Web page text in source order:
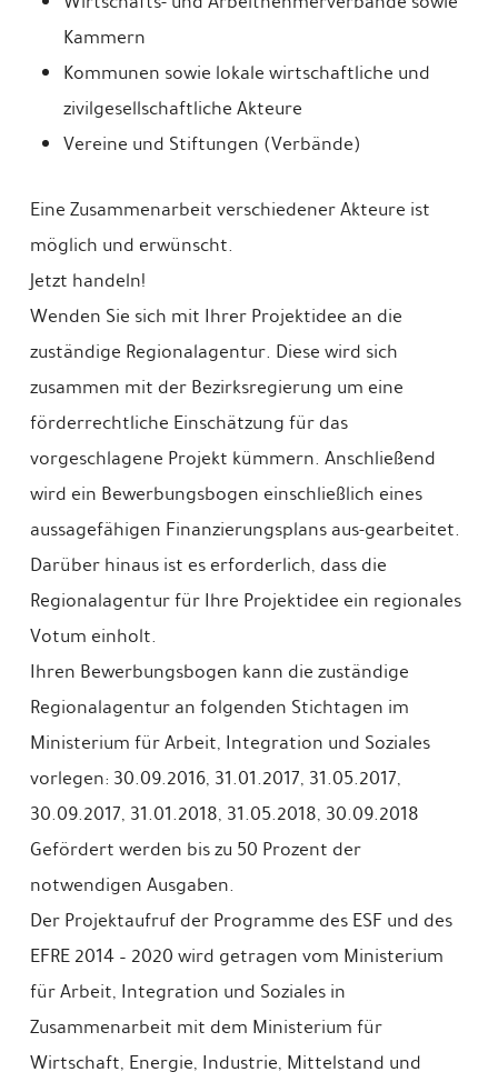
Kammern
Kommunen sowie lokale wirtschaftliche und
zivilgesellschaftliche Akteure
Vereine und Stiftungen (Verbände)
Eine Zusammenarbeit verschiedener Akteure ist
möglich und erwünscht.
Jetzt handeln!
Wenden Sie sich mit Ihrer Projektidee an die
zuständige Regionalagentur. Diese wird sich
zusammen mit der Bezirksregierung um eine
förderrechtliche Einschätzung für das
vorgeschlagene Projekt kümmern. Anschließend
wird ein Bewerbungsbogen einschließlich eines
aussagefähigen Finanzierungsplans aus-gearbeitet.
Darüber hinaus ist es erforderlich, dass die
Regionalagentur für Ihre Projektidee ein regionales
Votum einholt.
Ihren Bewerbungsbogen kann die zuständige
Regionalagentur an folgenden Stichtagen im
Ministerium für Arbeit, Integration und Soziales
vorlegen: 30.09.2016, 31.01.2017, 31.05.2017,
30.09.2017, 31.01.2018, 31.05.2018, 30.09.2018
Gefördert werden bis zu 50 Prozent der
notwendigen Ausgaben.
Der Projektaufruf der Programme des ESF und des
EFRE 2014 – 2020 wird getragen vom Ministerium
für Arbeit, Integration und Soziales in
Zusammenarbeit mit dem Ministerium für
Wirtschaft, Energie, Industrie, Mittelstand und